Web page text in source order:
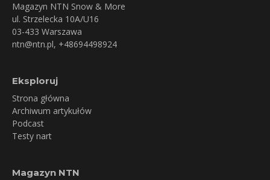
Magazyn NTN Snow & More
ul. Strzelecka 10A/U16
03-433 Warszawa
ntn@ntn.pl, +48694498924
Eksploruj
Strona główna
Archiwum artykułów
Podcast
Testy nart
Magazyn NTN